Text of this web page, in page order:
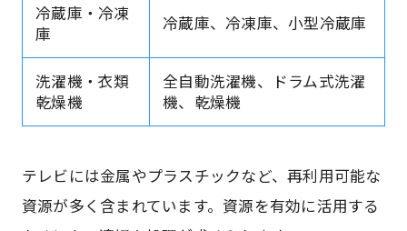
冷蔵庫・冷凍
庫
冷蔵庫、冷凍庫、小型冷蔵庫
洗濯機・衣類
乾燥機
全自動洗濯機、ドラム式洗濯
機、乾燥機
テレビには金属やプラスチックなど、再利用可能な
資源が多く含まれています。資源を有効に活用する